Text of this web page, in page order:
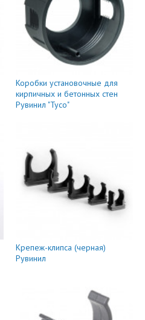
Коробки установочные для
кирпичных и бетонных стен
Рувинил "Тусо"
Крепеж-клипса (черная)
Рувинил